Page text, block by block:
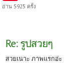
nt
es
t
อ่าน 5925 ครั้ง
Re: รูปสวยๆ
สวยเนาะ ภาพแรกอ่ะ